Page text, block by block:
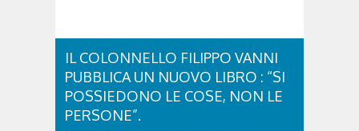
IL COLONNELLO FILIPPO VANNI
PUBBLICA UN NUOVO LIBRO : “SI
POSSIEDONO LE COSE, NON LE
PERSONE”.